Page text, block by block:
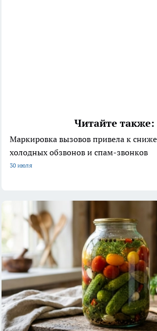
Читайте также:
Маркировка вызовов привела к
холодных обзвонов и спам-звонков
30 июля